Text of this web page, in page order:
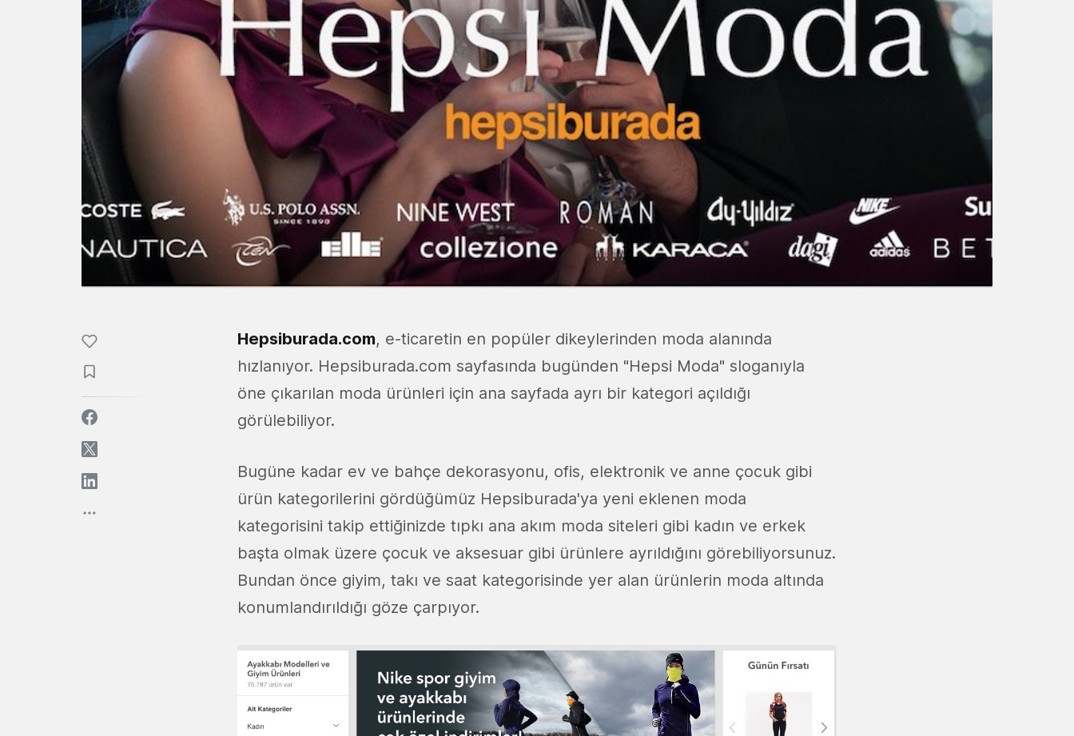
Hepsiburada.com, e-ticaretin en popüler dikeylerinden moda alanında
hızlanıyor. Hepsiburada.com sayfasında bugünden "Hepsi Moda" sloganıyla
öne çıkarılan moda ürünleri için ana sayfada ayrı bir kategori açıldığı
görülebiliyor.
Bugüne kadar ev ve bahçe dekorasyonu, ofis, elektronik ve anne çocuk gibi
ürün kategorilerini gördüğümüz Hepsiburada'ya yeni eklenen moda
kategorisini takip ettiğinizde tıpkı ana akım moda siteleri gibi kadın ve erkek
başta olmak üzere çocuk ve aksesuar gibi ürünlere ayrıldığını görebiliyorsunuz.
Bundan önce giyim, takı ve saat kategorisinde yer alan ürünlerin moda altında
konumlandırıldığı göze çarpıyor.